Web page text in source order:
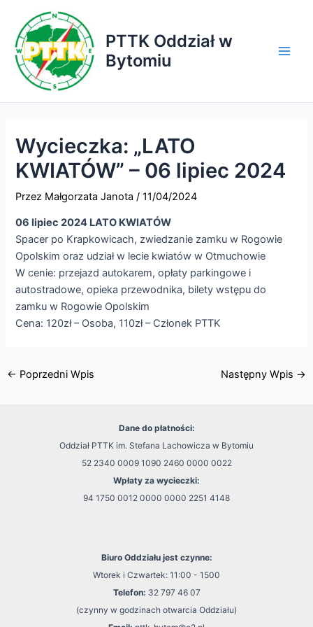
treści
PTTK Oddział w
Bytomiu
Wycieczka: „LATO
KWIATÓW” – 06 lipiec 2024
Przez Małgorzata Janota/11/04/2024
06 lipiec 2024 LATO KWIATÓW
Spacer po Krapkowicach, zwiedzanie zamku w Rogowie
Opolskim oraz udział w lecie kwiatów w Otmuchowie
W cenie: przejazd autokarem, opłaty parkingowe i
autostradowe, opieka przewodnika, bilety wstępu do
zamku w Rogowie Opolskim
Cena: 120zł – Osoba, 110zł – Członek PTTK
← Poprzedni Wpis Następny Wpis →
Dane do płatności:
Oddział PTTK im. Stefana Lachowicza w Bytomiu
52 2340 0009 1090 2460 0000 0022
Wpłaty za wycieczki:
94 1750 0012 0000 0000 2251 4148
Biuro Oddziału jest czynne:
Wtorek i Czwartek: 11:00 - 1500
Telefon: 32 797 46 07
(czynny w godzinach otwarcia Oddziału)